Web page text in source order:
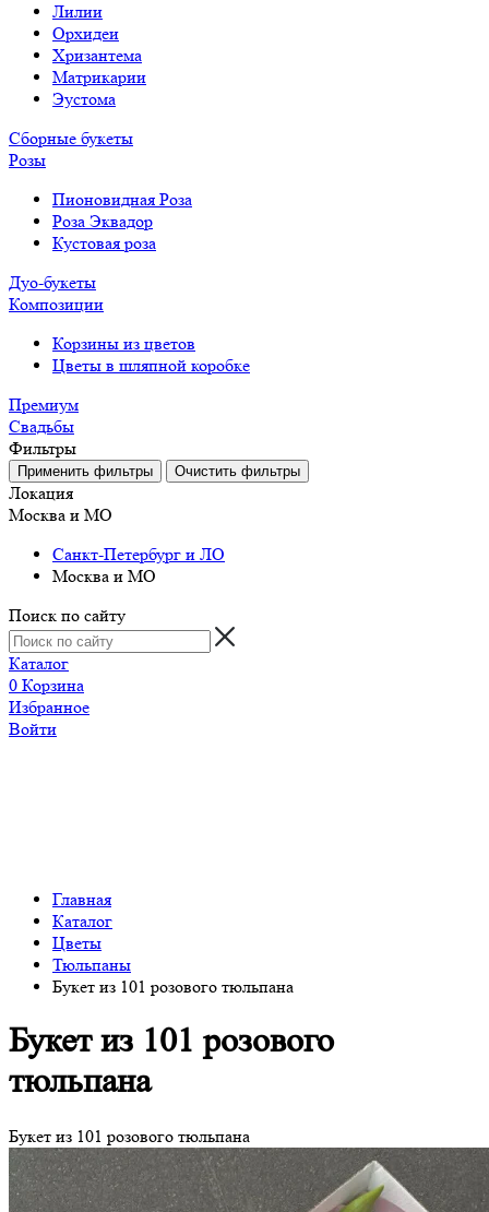
Лилии
Орхидеи
Хризантема
Матрикарии
Эустома
Сборные букеты
Розы
Пионовидная Роза
Роза Эквадор
Кустовая роза
Дуо-букеты
Композиции
Корзины из цветов
Цветы в шляпной коробке
Премиум
Свадьбы
Фильтры
Локация
Москва и МО
Санкт-Петербург и ЛО
Москва и МО
Поиск по сайту
Каталог
0 Корзина
Избранное
Войти
Главная
Каталог
Цветы
Тюльпаны
Букет из 101 розового тюльпана
Букет из 101 розового
тюльпана
Букет из 101 розового тюльпана